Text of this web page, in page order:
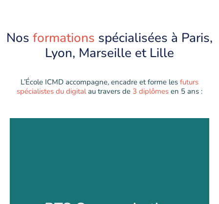
Nos formations spécialisées à Paris,
Lyon, Marseille et Lille
L’École ICMD accompagne, encadre et forme les futurs
spécialistes du digitalau travers de 3 diplômes en 5 ans :